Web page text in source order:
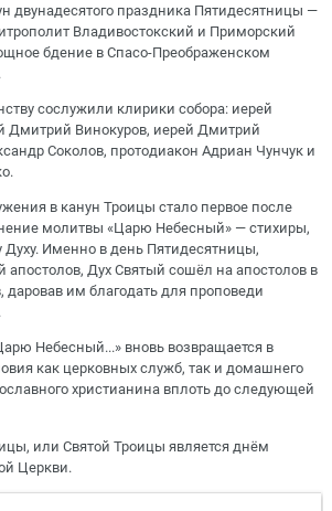
двунадесятого праздника Пятидесятницы —
Владивостокский и Приморский
бдение в Спасо-Преображенском
сослужили клирики собора: иерей
Дмитрий Винокуров, иерей Дмитрий
Соколов, протодиакон Адриан Чунчук и
в канун Троицы стало первое после
молитвы «Царю Небесный» — стихиры,
Именно в день Пятидесятницы,
апостолов, Дух Святый сошёл на апостолов в
даровав им благодать для проповеди
Небесный...» вновь возвращается в
как церковных служб, так и домашнего
христианина вплоть до следующей
или Святой Троицы является днём
Церкви.